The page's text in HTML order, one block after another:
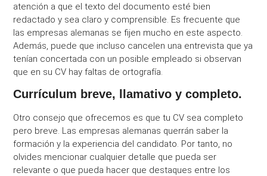
atención a que el texto del documento esté bien
redactado y sea claro y comprensible. Es frecuente que
las empresas alemanas se fijen mucho en este aspecto.
Además, puede que incluso cancelen una entrevista que ya
tenían concertada con un posible empleado si observan
que en su CV hay faltas de ortografía.
Currículum breve, llamativo y completo.
Otro consejo que ofrecemos es que tu CV sea completo
pero breve. Las empresas alemanas querrán saber la
formación y la experiencia del candidato. Por tanto, no
olvides mencionar cualquier detalle que pueda ser
relevante o que pueda hacer que destaques entre los